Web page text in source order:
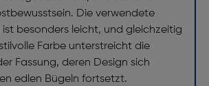
Die verwendete
besonders leicht, und gleichzeitig
Farbe unterstreicht die
Fassung, deren Design sich
edlen Bügeln fortsetzt.